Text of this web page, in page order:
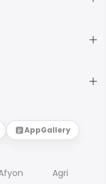
AppGallery
Agri